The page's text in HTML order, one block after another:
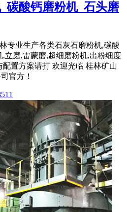
碳酸钙磨粉机_石头磨
专业生产各类石灰石磨粉机,碳酸
立磨,雷蒙磨,超细磨粉机,出粉细度
配置方案请打 欢迎光临 桂林矿山
官方！